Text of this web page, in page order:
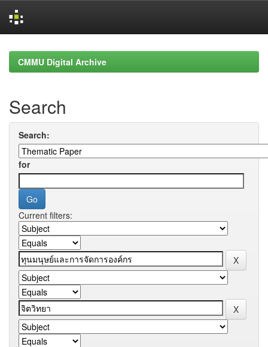
navigationCMMU Digital Archive
Search
Search:
for
Current filters: